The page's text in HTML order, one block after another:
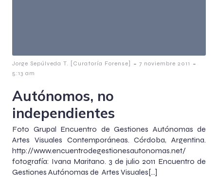
Jorge Sepúlveda T. [Curatoría Forense] - 7 noviembre 2011 -
5:13 am
Autónomos, no
independientes
Foto Grupal Encuentro de Gestiones Autónomas de
Artes Visuales Contemporáneas. Córdoba, Argentina.
http://www.encuentrodegestionesautonomas.net/
fotografía: Ivana Maritano. 3 de julio 2011 Encuentro de
Gestiones Autónomas de Artes Visuales[…]